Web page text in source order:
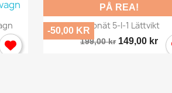
Snabbvy
Chipnät 5-I-1 Lättvikt
199,00 kr 149,00 kr
PÅ REA!
-50,00 KR